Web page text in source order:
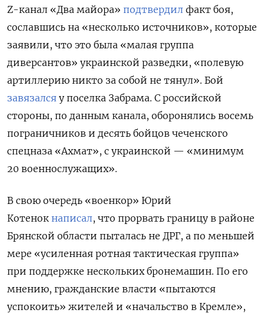
Z-канал «Два майора» подтвердил факт боя,
сославшись на «несколько источников», которые
заявили, что это была «малая группа
диверсантов» украинской разведки, «полевую
артиллерию никто за собой не тянул». Бой
завязался у поселка Забрама. С российской
стороны, по данным канала, оборонялись восемь
пограничников и десять бойцов чеченского
спецназа «Ахмат», с украинской — «минимум
20 военнослужащих».
В свою очередь «военкор» Юрий
Котенок написал, что прорвать границу в районе
Брянской области пыталась не ДРГ, а по меньшей
мере «усиленная ротная тактическая группа»
при поддержке нескольких бронемашин. По его
мнению, гражданские власти «пытаются
успокоить» жителей и «начальство в Кремле»,